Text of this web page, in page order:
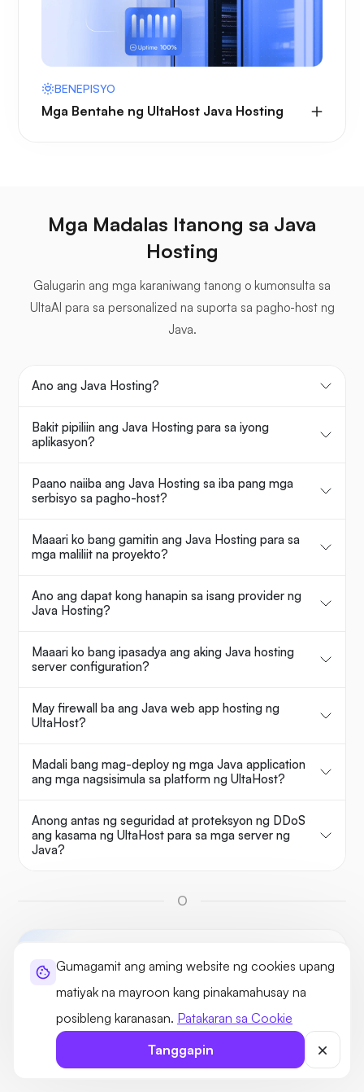
Gumagamit ang aming website ng cookies upang
matiyak na mayroon kang pinakamahusay na
posibleng karanasan. Patakaran sa Cookie
Tanggapin
BENEPISYO
Mga Bentahe ng UltaHost Java Hosting
Mga Madalas Itanong sa Java
Hosting
Galugarin ang mga karaniwang tanong o kumonsulta sa
UltaAI para sa personalized na suporta sa pagho-host ng
Java.
Ano ang Java Hosting?
Bakit pipiliin ang Java Hosting para sa iyong
aplikasyon?
Paano naiiba ang Java Hosting sa iba pang mga
serbisyo sa pagho-host?
Maaari ko bang gamitin ang Java Hosting para sa
mga maliliit na proyekto?
Ano ang dapat kong hanapin sa isang provider ng
Java Hosting?
Maaari ko bang ipasadya ang aking Java hosting
server configuration?
May firewall ba ang Java web app hosting ng
UltaHost?
Madali bang mag-deploy ng mga Java application
ang mga nagsisimula sa platform ng UltaHost?
Anong antas ng seguridad at proteksyon ng DDoS
ang kasama ng UltaHost para sa mga server ng
Java?
O
Magtanong kay UltaAI
Ang iyong tagapayo sa domain at hosting.